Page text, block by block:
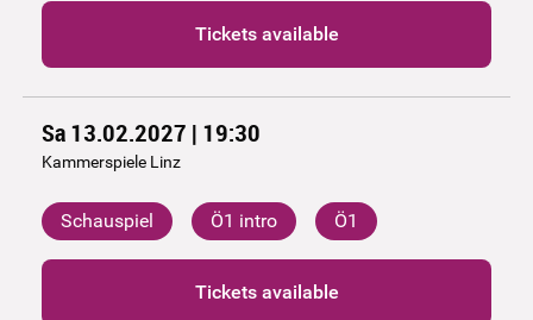
Tickets available
Sa 13.02.2027 | 19:30
Kammerspiele Linz
Schauspiel Ö1 intro Ö1
Tickets available